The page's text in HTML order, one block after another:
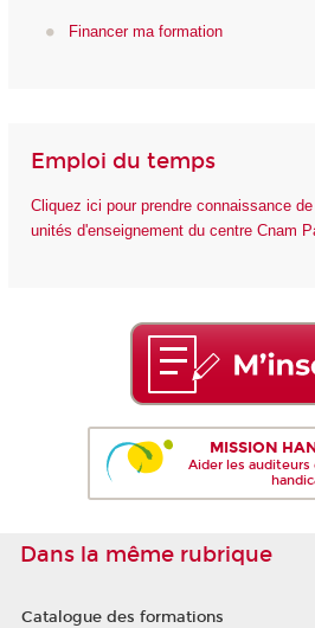
Financer ma formation
Emploi du temps
Cliquez ici pour prendre connaissance
unités d'enseignement du centre Cnam
MISSION
Aider les
Dans la même rubrique
Catalogue des formations